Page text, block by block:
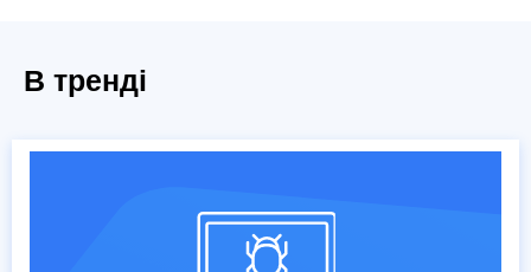
В тренді